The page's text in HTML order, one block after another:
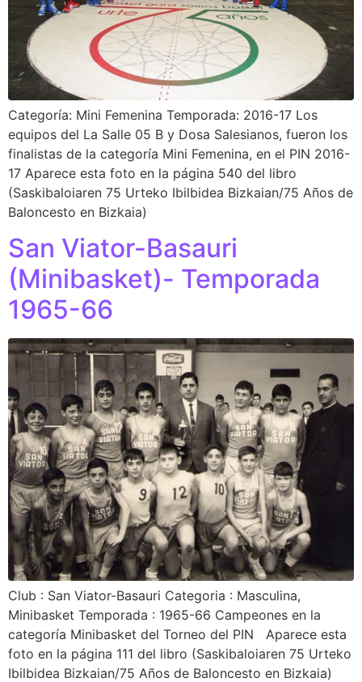
Categoría: Mini Femenina Temporada: 2016-17 Los
equipos del La Salle 05 B y Dosa Salesianos, fueron los
finalistas de la categoría Mini Femenina, en el PIN 2016-
17 Aparece esta foto en la página 540 del libro
(Saskibaloiaren 75 Urteko Ibilbidea Bizkaian/75 Años de
Baloncesto en Bizkaia)
San Viator-Basauri
(Minibasket)- Temporada
1965-66
Club : San Viator-Basauri Categoria : Masculina,
Minibasket Temporada : 1965-66 Campeones en la
categoría Minibasket del Torneo del PIN Aparece esta
foto en la página 111 del libro (Saskibaloiaren 75 Urteko
Ibilbidea Bizkaian/75 Años de Baloncesto en Bizkaia)